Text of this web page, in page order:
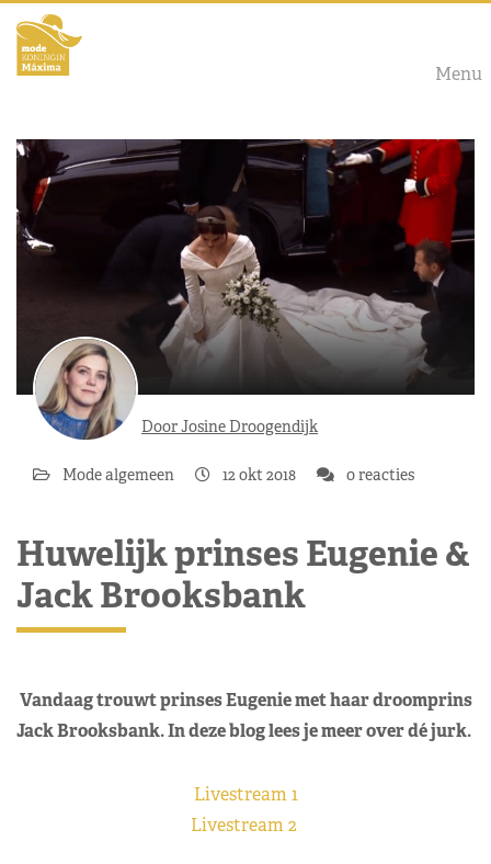
Menu
Door Josine Droogendijk
Mode algemeen 12 okt 2018 0 reacties
Huwelijk prinses Eugenie &
Jack Brooksbank
Vandaag trouwt prinses Eugenie met haar droomprins
Jack Brooksbank. In deze blog lees je meer over dé jurk.
Livestream 1
Livestream 2